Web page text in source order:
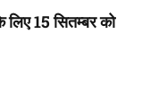
15 सितम्बर को